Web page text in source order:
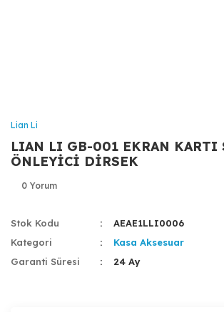
Lian Li
LIAN LI GB-001 EKRAN KARTI
ÖNLEYİCİ DİRSEK
0 Yorum
Stok Kodu
AEAE1LLI0006
Kategori
Kasa Aksesuar
Garanti Süresi
24 Ay